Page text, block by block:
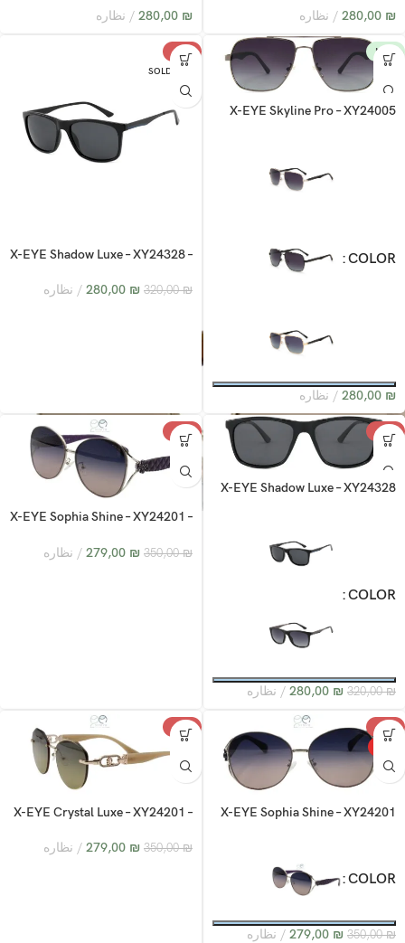
280,00 ₪ نظاره
280,00 ₪ نظاره
NEW
X-EYE Skyline Pro – XY24005
COLOR
280,00 ₪ نظاره
-13%
SOLD OUT
X-EYE Shadow Luxe – XY24328 –
320,00₪
280,00 ₪ نظاره
-13%
X-EYE Shadow Luxe – XY24328
COLOR
320,00₪
280,00 ₪ نظاره
-20%
X-EYE Sophia Shine – XY24201 –
350,00₪
279,00 ₪ نظاره
-20%
X-EYE Sophia Shine – XY24201
COLOR
350,00₪
279,00 ₪ نظاره
-20%
X-EYE Crystal Luxe – XY24201 –
350,00₪
279,00 ₪ نظاره